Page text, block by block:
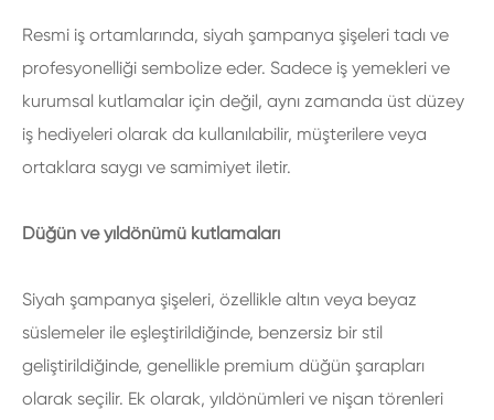
Resmi iş ortamlarında, siyah şampanya şişeleri tadı ve
profesyonelliği sembolize eder. Sadece iş yemekleri ve
kurumsal kutlamalar için değil, aynı zamanda üst düzey
iş hediyeleri olarak da kullanılabilir, müşterilere veya
ortaklara saygı ve samimiyet iletir.
Düğün ve yıldönümü kutlamaları
Siyah şampanya şişeleri, özellikle altın veya beyaz
süslemeler ile eşleştirildiğinde, benzersiz bir stil
geliştirildiğinde, genellikle premium düğün şarapları
olarak seçilir. Ek olarak, yıldönümleri ve nişan törenleri